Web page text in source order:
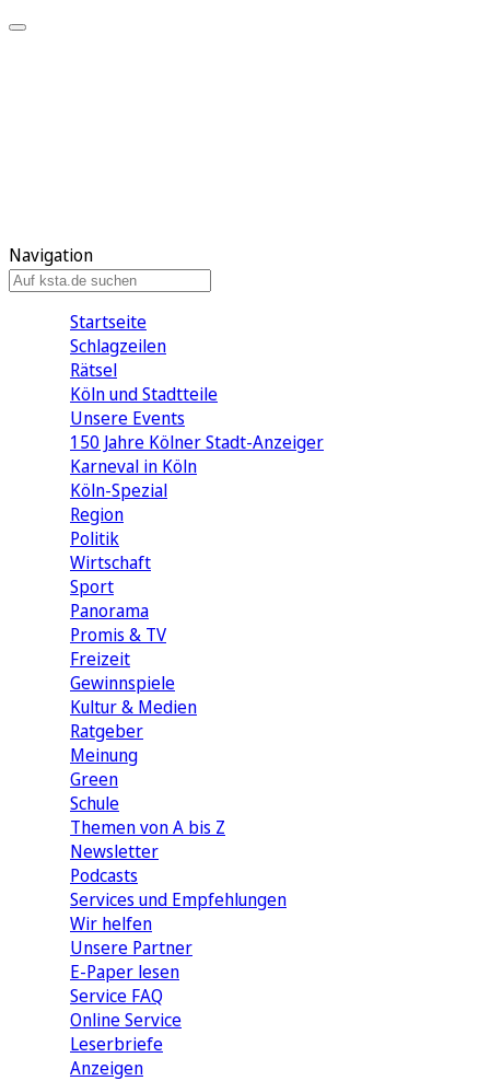
Navigation
Startseite
Schlagzeilen
Rätsel
Köln und Stadtteile
Unsere Events
150 Jahre Kölner Stadt-Anzeiger
Karneval in Köln
Köln-Spezial
Region
Politik
Wirtschaft
Sport
Panorama
Promis & TV
Freizeit
Gewinnspiele
Kultur & Medien
Ratgeber
Meinung
Green
Schule
Themen von A bis Z
Newsletter
Podcasts
Services und Empfehlungen
Wir helfen
Unsere Partner
E-Paper lesen
Service FAQ
Online Service
Leserbriefe
Anzeigen